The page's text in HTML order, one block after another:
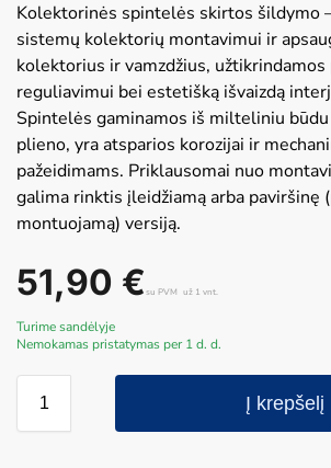
Kolektorinės spintelės skirtos šildymo
sistemų kolektorių montavimui ir
kolektorius ir vamzdžius,
reguliavimui bei estetišką išvaizdą
Spintelės gaminamos iš milteliniu
plieno, yra atsparios korozijai ir
pažeidimams. Priklausomai nuo
galima rinktis įleidžiamą arba paviršinę
montuojamą) versiją.
51,90 €su PVM už 1 vnt.
Turime sandėlyje
Nemokamas pristatymas per 1 d. d.
Į krepšelį